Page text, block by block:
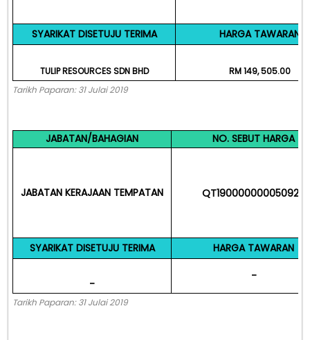
SYARIKAT DISETUJU TERIMA HARGA TAWARAN
TULIP RESOURCES SDN BHD
RM 149, 505.00
Tarikh Paparan: 31 Julai 2019
JABATAN/BAHAGIAN NO. SEBUT HARGA
JABATAN KERAJAAN TEMPATAN QT190000000050924
SYARIKAT DISETUJU TERIMA HARGA TAWARAN
-
-
Tarikh Paparan: 31 Julai 2019